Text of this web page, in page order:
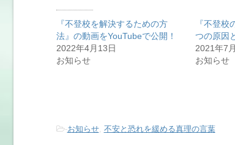
『不登校を解決するための方
法』の動画をYouTubeで公開！
2022年4月13日
お知らせ
『不登校
つの原因
2021年7
お知らせ
-お知らせ, 不安と恐れを緩める真理の言葉